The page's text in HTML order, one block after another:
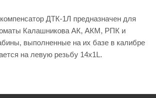
ДТК-1Л предназначен для
Калашникова АК, АКМ, РПК и
выполненные на их базе в калибре
на левую резьбу 14х1L.